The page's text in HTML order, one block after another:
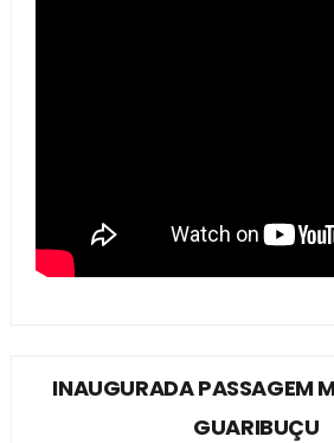
INAUGURADA PASSAGEM
GUARIBUÇU